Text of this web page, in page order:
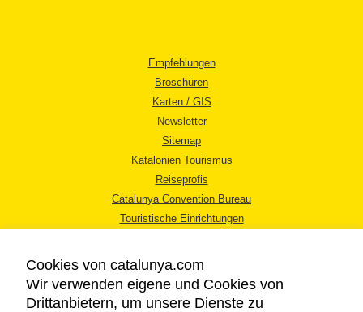
Empfehlungen
Broschüren
Karten / GIS
Newsletter
Sitemap
Katalonien Tourismus
Reiseprofis
Catalunya Convention Bureau
Touristische Einrichtungen
Cookies von catalunya.com
Wir verwenden eigene und Cookies von
Drittanbietern, um unsere Dienste zu